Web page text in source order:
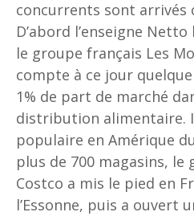
concurrents sont arrivés
D’abord l’enseigne
le groupe français Les
compte à ce jour
1% de part de marché
distribution alimentaire.
populaire en Amérique
plus de 700 magasins, le
Costco a mis le pied en
l’Essonne, puis a ouvert